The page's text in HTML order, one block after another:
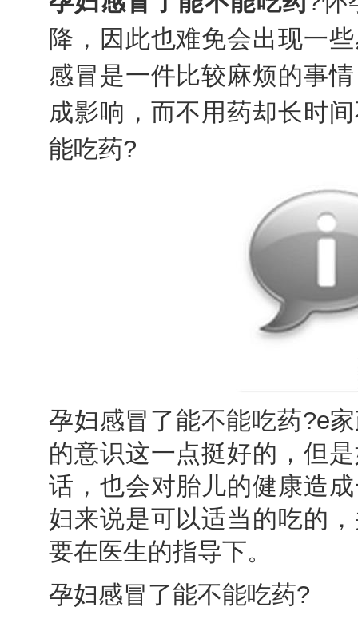
降，因此也难免会出现一
感冒是一件比较麻烦的事
成影响，而不用药却长时
能吃药?
孕妇感冒了能不能吃药?e
的意识这一点挺好的，但
话，也会对胎儿的健康造
妇来说是可以适当的吃的
要在医生的指导下。
孕妇感冒了能不能吃药?